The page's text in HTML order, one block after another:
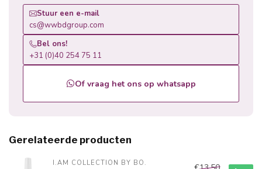
Stuur een e-mail
cs@wwbdgroup.com
Bel ons!
+31 (0)40 254 75 11
Of vraag het ons op whatsapp
Gerelateerde producten
I.AM COLLECTION BY BO.